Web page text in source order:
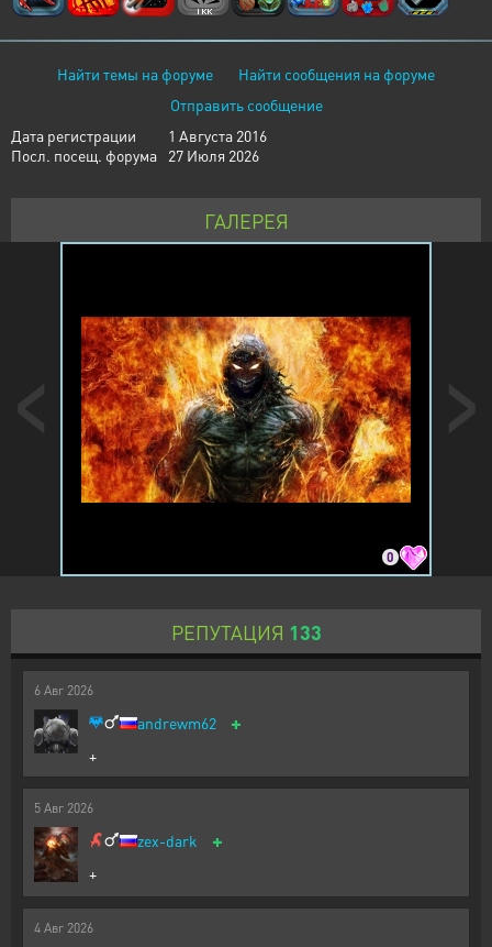
Найти темы на форуме
Найти сообщения на форуме
Отправить сообщение
Дата регистрации
1 Августа 2016
Посл. посещ. форума
27 Июля 2026
ГАЛЕРЕЯ
0
РЕПУТАЦИЯ 133
6 Авг 2026
andrewm62 +
+
5 Авг 2026
zex-dark +
+
4 Авг 2026